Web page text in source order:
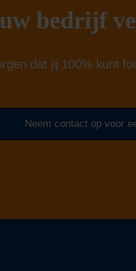
bedrijf
dat jij 100% kunt
Neem contact op voor